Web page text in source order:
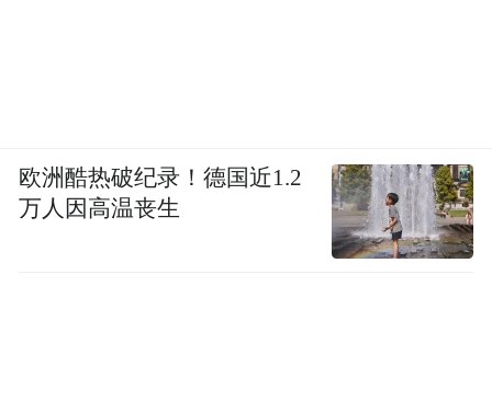
欧洲酷热破纪录！德国近1.2
万人因高温丧生